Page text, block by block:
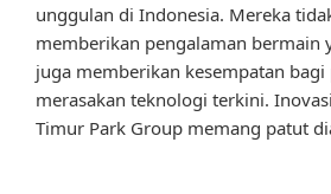
unggulan di Indonesia. Mereka
memberikan pengalaman bermain
juga memberikan kesempatan
merasakan teknologi terkini.
Timur Park Group memang patut